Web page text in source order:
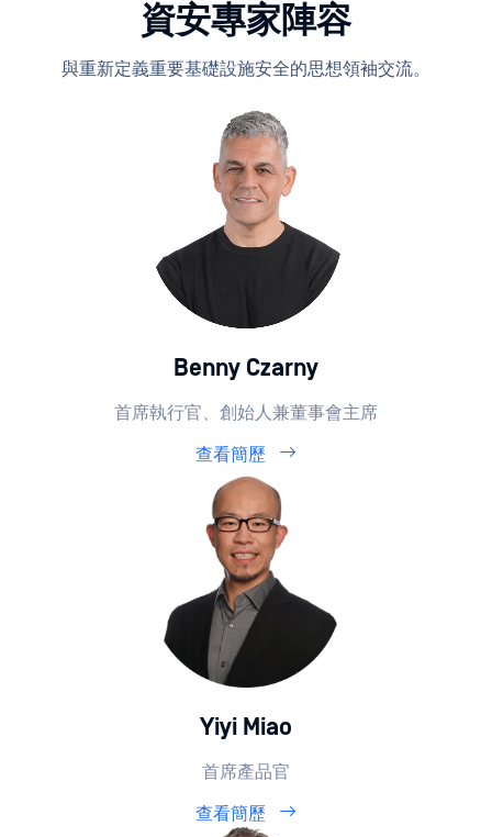
資安專家陣容
與重新定義重要基礎設施安全的思想領袖交流。
Benny Czarny
首席執行官、創始人兼董事會主席
查看簡歷
Yiyi Miao
首席產品官
查看簡歷